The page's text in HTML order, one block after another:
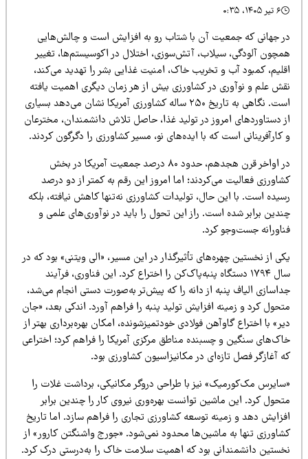
جهانی که جمعیت آن با شتاب رو به افزایش است و چالش‌هایی
آلودگی، سیلاب، آتش‌سوزی، اختلال در اکوسیستم‌ها، تغییر
کمبود آب و تخریب خاک، امنیت غذایی بشر را تهدید می‌کند،
علم و نوآوری در کشاورزی بیش از هر زمان دیگری اهمیت یافته
است. نگاهی به تاریخ ۲۵۰ ساله کشاورزی آمریکا نشان می‌دهد بسیاری
دستاوردهای امروز در تولید غذا، حاصل تلاش دانشمندان، مخترعان
کارآفرینانی است که با ایده‌های نو، مسیر کشاورزی را دگرگون کردند.
در اواخر قرن هجدهم، حدود ۸۰ درصد جمعیت آمریکا در بخش
فعالیت می‌کردند؛ اما امروز این رقم به کمتر از دو درصد
است. با این حال، تولیدات کشاورزی نه‌تنها کاهش نیافته، بلکه
برابر شده است. راز این تحول را باید در نوآوری‌های علمی و
جست‌وجو کرد.
از نخستین چهره‌های تأثیرگذار در این مسیر، «الی ویتنی» بود که در
سال ۱۷۹۴ دستگاه پنبه‌پاک‌کن را اختراع کرد. این فناوری، فرآیند
الیاف پنبه از دانه را که پیش‌تر به‌صورت دستی انجام می‌شد،
کرد و زمینه افزایش تولید پنبه را فراهم آورد. اندکی بعد، «جان
با اختراع گاوآهن فولادی خودتمیزشونده، امکان بهره‌برداری بهتر از
سنگین و چسبنده مناطق مرکزی آمریکا را فراهم کرد؛ اختراعی
آغازگر فصل تازه‌ای در مکانیزاسیون کشاورزی بود.
مک‌کورمیک» نیز با طراحی دروگر مکانیکی، برداشت غلات را
کرد. این ماشین توانست بهره‌وری نیروی کار را چندین برابر
دهد و زمینه توسعه کشاورزی تجاری را فراهم سازد. اما تاریخ
تنها به ماشین‌ها محدود نمی‌شود. «جورج واشنگتن کارور» از
دانشمندانی بود که اهمیت سلامت خاک را به‌درستی درک کرد.